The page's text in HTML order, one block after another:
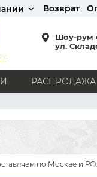
Возврат
Шоу-рум
ул.
РАСПРОДАЖА
Лофт
по Москве и РФ.